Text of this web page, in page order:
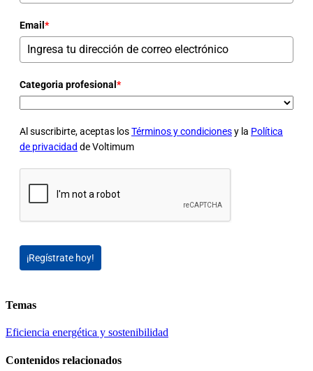
Email *
Categoria profesional *
Al suscribirte, aceptas losTérminos y condicionesy la Política
de privacidad de Voltimum
¡Regístrate hoy!
Temas
Eficiencia energética y sostenibilidad
Contenidos relacionados